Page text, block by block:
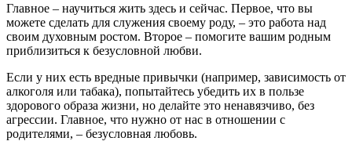
Главное – научиться жить здесь и сейчас. Первое, что вы
можете сделать для служения своему роду, – это работа над
своим духовным ростом. Второе – помогите вашим родным
приблизиться к безусловной любви.
Если у них есть вредные привычки (например, зависимость от
алкоголя или табака), попытайтесь убедить их в пользе
здорового образа жизни, но делайте это ненавязчиво, без
агрессии. Главное, что нужно от нас в отношении с
родителями, – безусловная любовь.